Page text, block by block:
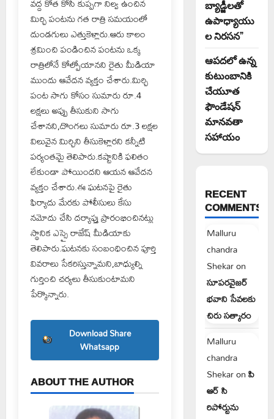
మిర్చి పంటను గత రాత్రి సమయంలో
దుండగులు ఎత్తుకెళ్లారు.ఆరు కాలం
శ్రమించి పండించిన పంటను ఒక్క
రాత్రిలోనే కోల్పోయానని రైతు మీడియా
ముందు ఆవేదన వ్యక్తం చేశారు.మిర్చి
పంట సాగు కోసం సుమారు రూ.4
లక్షలు అప్పు తీసుకుని సాగు
చేశానని,దొంగలు సుమారు రూ.3 లక్షల
విలువైన మిర్చిని తీసుకెళ్లారని కన్నీటి
పర్యంతమై తెలిపారు.కష్టానికి ఫలితం
లేకుండా పోయిందని ఆయన ఆవేదన
వ్యక్తం చేశారు.ఈ ఘటనపై రైతు
ఫిర్యాదు మేరకు పోలీసులు కేసు
నమోదు చేసి దర్యాప్తు ప్రారంభించినట్లు
స్థానిక ఎస్సై రాజేష్ మీడియాకు
తెలిపారు.ఘటనకు సంబంధించిన పూర్తి
వివరాలు సేకరిస్తున్నామని,బాధ్యుల్ని
గుర్తించి చర్యలు తీసుకుంటామని
పేర్కొన్నారు.
Download Share
Whatsapp
ABOUT THE AUTHOR
బ్యాడ్జీలతో
ఉపాధ్యాయు
ల నిరసన”
ఆపదలో ఉన్న
కుటుంబానికి
చేయూత
ఫౌండేషన్
మానవతా
సహాయం
RECENT
COMMENTS
Malluru
chandra
Shekaron
సూపరవైజర్
భవాని సేవలకు
చిరు సత్కారం
Malluru
chandra
Shekaronపి
ఆర్ సి
రిపోర్టును